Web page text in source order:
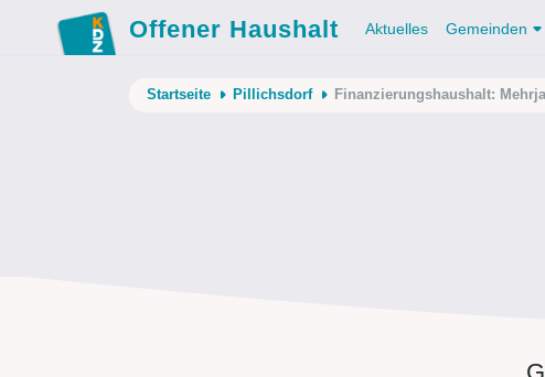
Offener Haushalt Aktuelles Gemeinden
Startseite Pillichsdorf Finanzierungshaushalt: